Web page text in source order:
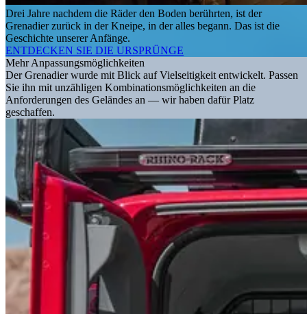
Drei Jahre nachdem die Räder den Boden berührten, ist der
Grenadier zurück in der Kneipe, in der alles begann. Das ist die
Geschichte unserer Anfänge.
ENTDECKEN SIE DIE URSPRÜNGE
Mehr Anpassungsmöglichkeiten
Der Grenadier wurde mit Blick auf Vielseitigkeit entwickelt. Passen
Sie ihn mit unzähligen Kombinationsmöglichkeiten an die
Anforderungen des Geländes an — wir haben dafür Platz
geschaffen.